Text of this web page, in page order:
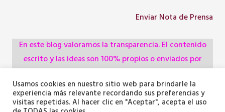
Enviar Nota de Prensa
En este blog valoramos la transparencia. El contenido
escrito y las ideas son 100% propios o enviados por
administraciones, pero utilizamos herramientas de
inteligencia artificial para optimizar la maquetación del
Usamos cookies en nuestro sitio web para brindarle la
experiencia más relevante recordando sus preferencias y
visitas repetidas. Al hacer clic en "Aceptar", acepta el uso